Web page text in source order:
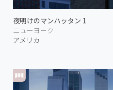
夜明けのマンハッタン 1
ニューヨーク
アメリカ